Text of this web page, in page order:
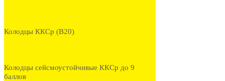
Колодцы ККСр (В20)
Колодцы сейсмоустойчивые ККСр до 9
баллов